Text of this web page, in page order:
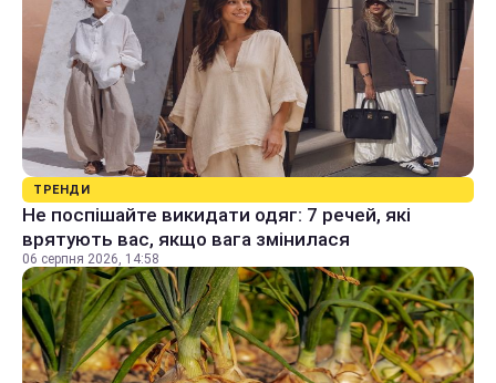
ТРЕНДИ
Не поспішайте викидати одяг: 7 речей, які
врятують вас, якщо вага змінилася
06 серпня 2026, 14:58